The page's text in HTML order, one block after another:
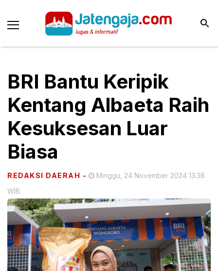
BRI Bantu Keripik
Kentang Albaeta Raih
Kesuksesan Luar
Biasa
REDAKSI DAERAH -
Minggu, 24 November 2024 13:38
WIB